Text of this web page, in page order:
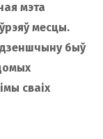
мэта
месцы.
быў
сваіх